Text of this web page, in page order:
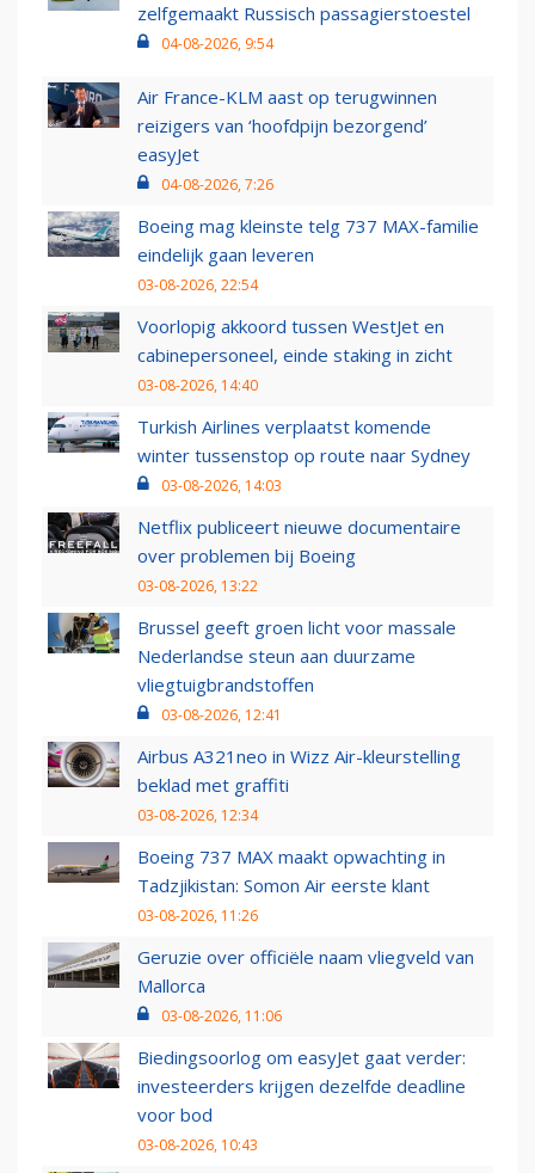
zelfgemaakt Russisch passagierstoestel
04-08-2026, 9:54
Air France-KLM aast op terugwinnen
reizigers van ‘hoofdpijn bezorgend’
easyJet
04-08-2026, 7:26
Boeing mag kleinste telg 737 MAX-familie
eindelijk gaan leveren
03-08-2026, 22:54
Voorlopig akkoord tussen WestJet en
cabinepersoneel, einde staking in zicht
03-08-2026, 14:40
Turkish Airlines verplaatst komende
winter tussenstop op route naar Sydney
03-08-2026, 14:03
Netflix publiceert nieuwe documentaire
over problemen bij Boeing
03-08-2026, 13:22
Brussel geeft groen licht voor massale
Nederlandse steun aan duurzame
vliegtuigbrandstoffen
03-08-2026, 12:41
Airbus A321neo in Wizz Air-kleurstelling
beklad met graffiti
03-08-2026, 12:34
Boeing 737 MAX maakt opwachting in
Tadzjikistan: Somon Air eerste klant
03-08-2026, 11:26
Geruzie over officiële naam vliegveld van
Mallorca
03-08-2026, 11:06
Biedingsoorlog om easyJet gaat verder:
investeerders krijgen dezelfde deadline
voor bod
03-08-2026, 10:43